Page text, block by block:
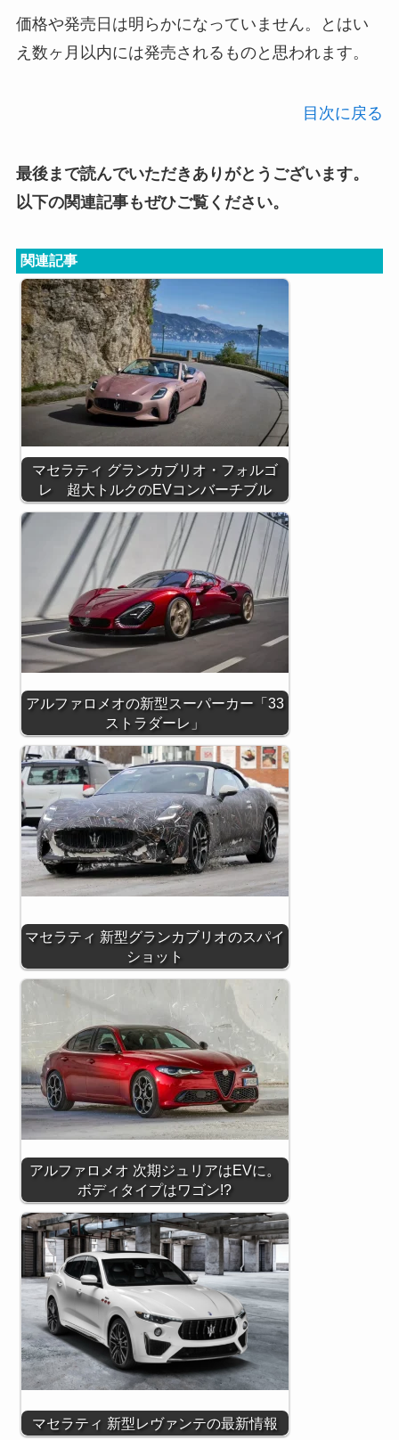
価格や発売日は明らかになっていません。とはい
え数ヶ月以内には発売されるものと思われます。
目次に戻る
最後まで読んでいただきありがとうございます。
以下の関連記事もぜひご覧ください。
関連記事
マセラティ グランカブリオ・フォルゴ
レ 超大トルクのEVコンバーチブル
アルファロメオの新型スーパーカー「33
ストラダーレ」
マセラティ 新型グランカブリオのスパイ
ショット
アルファロメオ 次期ジュリアはEVに。
ボディタイプはワゴン!?
マセラティ 新型レヴァンテの最新情報